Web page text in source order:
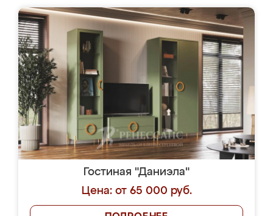
Гостиная "Даниэла"
Цена: от 65 000 руб.